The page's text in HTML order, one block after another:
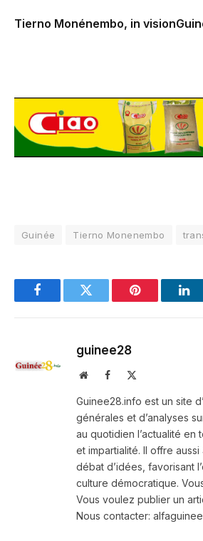
Tierno Monénembo, in
Guinée Tierno Monenembo
FacebookTwitter Pinterest
guinee28
WebsiteFacebook
Guinee28.info est un site
générales et d’analyses
au quotidien l’actualité en
et impartialité. Il offre
débat d’idées, favorisant
culture démocratique.
Vous voulez publier un
Nous contacter: